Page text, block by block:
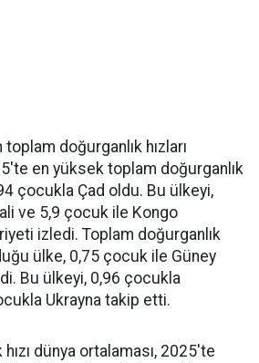
doğurganlık hızları
en yüksek toplam doğurganlık
çocukla Çad oldu. Bu ülkeyi,
ve 5,9 çocuk ile Kongo
izledi. Toplam doğurganlık
ülke, 0,75 çocuk ile Güney
Bu ülkeyi, 0,96 çocukla
Ukrayna takip etti.
dünya ortalaması, 2025'te